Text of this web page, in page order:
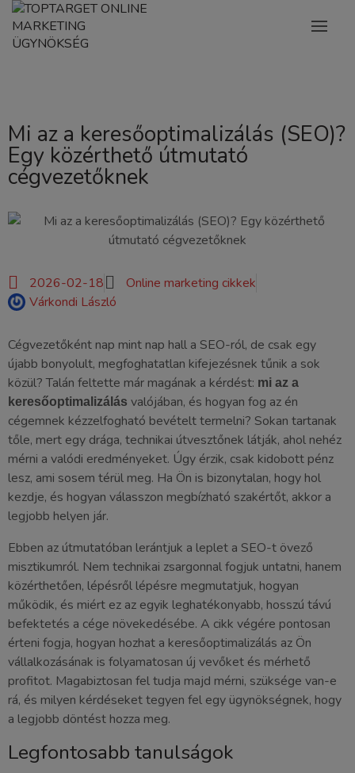
Mi az a keresőoptimalizálás (SEO)?
Egy közérthető útmutató
cégvezetőknek
2026-02-18
Online marketing cikkek
Várkondi László
Cégvezetőként nap mint nap hall a SEO-ról, de csak egy
újabb bonyolult, megfoghatatlan kifejezésnek tűnik a sok
közül? Talán feltette már magának a kérdést: mi az a
keresőoptimalizálás valójában, és hogyan fog az én
cégemnek kézzelfogható bevételt termelni? Sokan tartanak
tőle, mert egy drága, technikai útvesztőnek látják, ahol nehéz
mérni a valódi eredményeket. Úgy érzik, csak kidobott pénz
lesz, ami sosem térül meg. Ha Ön is bizonytalan, hogy hol
kezdje, és hogyan válasszon megbízható szakértőt, akkor a
legjobb helyen jár.
Ebben az útmutatóban lerántjuk a leplet a SEO-t övező
misztikumról. Nem technikai zsargonnal fogjuk untatni, hanem
közérthetően, lépésről lépésre megmutatjuk, hogyan
működik, és miért ez az egyik leghatékonyabb, hosszú távú
befektetés a cége növekedésébe. A cikk végére pontosan
érteni fogja, hogyan hozhat a keresőoptimalizálás az Ön
vállalkozásának is folyamatosan új vevőket és mérhető
profitot. Magabiztosan fel tudja majd mérni, szüksége van-e
rá, és milyen kérdéseket tegyen fel egy ügynökségnek, hogy
a legjobb döntést hozza meg.
Legfontosabb tanulságok